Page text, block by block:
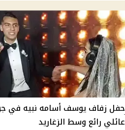
حفل زفاف يوسف أسامه نبيه في
عائلي رائع وسط الزغاريد